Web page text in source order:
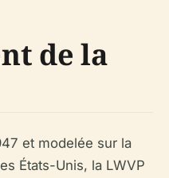
de la
et modelée sur la
États-Unis, la LWVP